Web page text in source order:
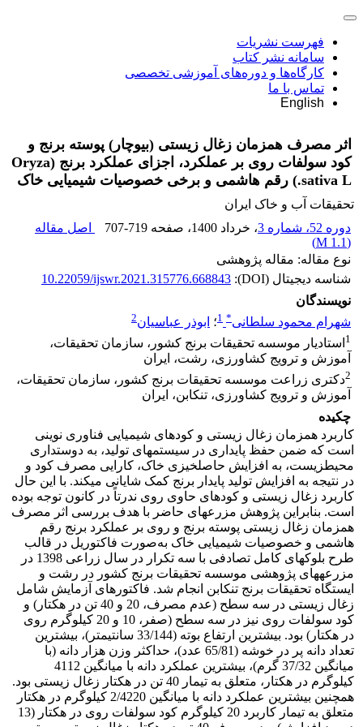
فهرست نشریات
سامانه نشر کتاب
کارگاه‌ها و دوره‌های آموزشی تخصصی
تماس با ما
English
اثر مصرف همزمان زغال زیستی (بیوچار) پوسته برنج و
کود سولفات روی بر عملکرد، اجزای عملکرد برنج (Oryza
sativa L.) رقم هاشمی و برخی خصوصیات شیمیایی خاک
تحقیقات آب و خاک ایران
دوره 52، شماره 3
، خرداد 1400 ، صفحه 707-719
اصل مقاله
(
1.1 M
)
نوع مقاله: مقاله پژوهشی
شناسه دیجیتال (DOI):
10.22059/ijswr.2021.315776.668843
نویسندگان
شهرام محمود سلطانی*
1؛ ابوذر عباسیان2
1 استادیار موسسه تحقیقات برنج کشور، سازمان تحقیقات،
آموزش و ترویج کشاورزی، رشت، ایران
2دکتری زراعت موسسه تحقیقات برنج کشور، سازمان تحقیقات،
آموزش و ترویج کشاورزی، تنکابن، ایران
چکیده
کاربرد همزمان زغال زیستی و کودهای شیمیایی فناوری نوینی
است که ضمن حفظ پایداری در سیستم­های تولید، به دوستداری
محیط­زیست، به افزایش حاصلخیزی خاک، کارایی مصرف کود و
در نتیجه به افزایش تولید پایدار برنج کمک شایانی می­کند. با این حال
کاربرد زغال زیستی و کودهای حاوی روی ندرتاً در کانون توجه بوده
است. بنابراین پژوهش مزرعه­ای حاضر با هدف بررسی اثر مصرف
همزمان زغال زیستی پوسته برنج و روی بر عملکرد برنج رقم
هاشمی و خصوصیات شیمیایی خاک به‌صورت فاکتوریل در قالب
طرح بلوک­های کامل تصادفی با سه تکرار در سال زراعی 1398 در
مزرعه­های پژوهشی موسسه تحقیقات برنج کشور در رشت و
ایستگاه تحقیقات برنج تنکابن انجام شد. فاکتورهای آزمایش شامل
زغال زیستی در سه سطح (عدم مصرف، 20 و 40 تن در هکتار) و
کود سولفات روی نیز در سه سطح (صفر، 10 و 20 کیلوگرم روی
در هکتار) بود. بیشترین ارتفاع بوته (33/144 سانتی­متر)، بیشترین
تعداد دانه پر در خوشه (65/81 عدد)، حداکثر وزن هزار دانه (با
میانگین 37/32 گرم)، بیشترین عملکرد دانه با میانگین 4112
کیلوگرم در هکتار، متعلق به تیمار 40 تن در هکتار زغال زیستی بود.
همچنین بیشترین عملکرد دانه با میانگین 2/4220 کیلوگرم در هکتار
متعلق به تیمار کاربرد 20 کیلوگرم کود سولفات روی در هکتار (13